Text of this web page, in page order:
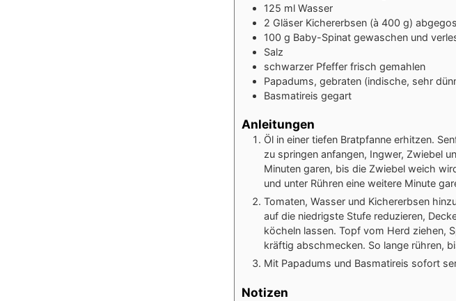
125 ml Wasser
2 Gläser Kichererbsen (à 400 g)
100 g Baby-Spinat gewaschen und
Salz
schwarzer Pfeffer frisch gemahlen
Papadums, gebraten (indische, sehr
Basmatireis gegart
Anleitungen
Öl in einer tiefen Bratpfanne erhitzen.
zu springen anfangen, Ingwer, Zwiebel
Minuten garen, bis die Zwiebel weich
und unter Rühren eine weitere Minute
Tomaten, Wasser und Kichererbsen
auf die niedrigste Stufe reduzieren,
köcheln lassen. Topf vom Herd ziehen,
kräftig abschmecken. So lange rühren,
Mit Papadums und Basmatireis sofort
Notizen